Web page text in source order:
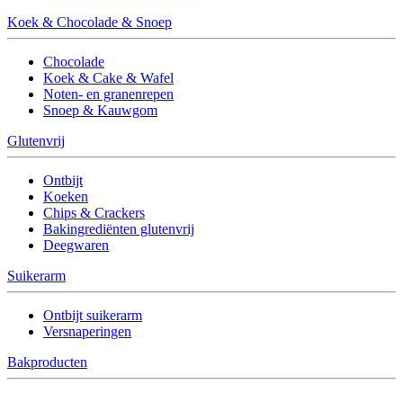
Koek & Chocolade & Snoep
Chocolade
Koek & Cake & Wafel
Noten- en granenrepen
Snoep & Kauwgom
Glutenvrij
Ontbijt
Koeken
Chips & Crackers
Bakingrediënten glutenvrij
Deegwaren
Suikerarm
Ontbijt suikerarm
Versnaperingen
Bakproducten